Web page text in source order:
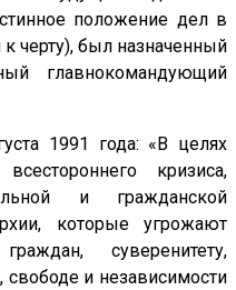
положение дел в
к черту), был назначенный
главнокомандующий
1991 года: «В целях
кризиса,
и гражданской
которые угрожают
суверенитету,
свободе и независимости